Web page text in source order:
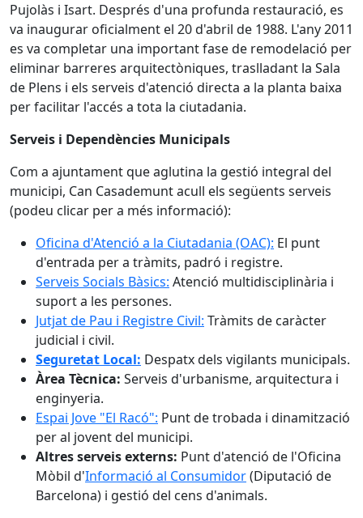
Pujolàs i Isart. Després d'una profunda restauració, es
va inaugurar oficialment el 20 d'abril de 1988. L'any 2011
es va completar una important fase de remodelació per
eliminar barreres arquitectòniques, traslladant la Sala
de Plens i els serveis d'atenció directa a la planta baixa
per facilitar l'accés a tota la ciutadania.
Serveis i Dependències Municipals
Com a ajuntament que aglutina la gestió integral del
municipi, Can Casademunt acull els següents serveis
(podeu clicar per a més informació):
Oficina d'Atenció a la Ciutadania (OAC): El punt
d'entrada per a tràmits, padró i registre.
Serveis Socials Bàsics: Atenció multidisciplinària i
suport a les persones.
Jutjat de Pau i Registre Civil: Tràmits de caràcter
judicial i civil.
Seguretat Local: Despatx dels vigilants municipals.
Àrea Tècnica: Serveis d'urbanisme, arquitectura i
enginyeria.
Espai Jove "El Racó": Punt de trobada i dinamització
per al jovent del municipi.
Altres serveis externs: Punt d'atenció de l'Oficina
Mòbil d'Informació al Consumidor(Diputació de
Barcelona) i gestió del cens d'animals.